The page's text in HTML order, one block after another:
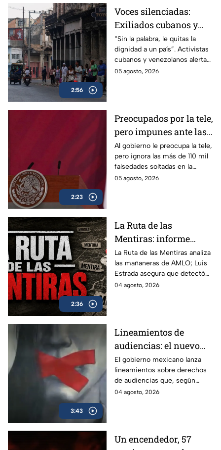
2:56
Voces silenciadas:
Exiliados cubanos y
venezolanos alertan
sobre la pérdida de
libertades en México
“Sin la palabra, le quitas la
dignidad a un país”. Activistas
cubanos y venezolanos alertan
sobre el avance del
05 agosto, 2026
2:23
Preocupados por la tele,
pero impunes ante las
mentiras: El doble
rasero del gobierno
federal
Al gobierno le preocupa la tele,
pero ignora las más de 110 mil
falsedades soltadas en la
mañanera. Recordamos las
05 agosto, 2026
2:36
La Ruta de las
Mentiras: informe
acusa más de 100 mil
falsedades en las
mañaneras de AMLO
La Ruta de las Mentiras analiza
las mañaneras de AMLO; Luis
Estrada asegura que detectó
más de 100 mil afirmaciones
04 agosto, 2026
3:43
Lineamientos de
audiencias: el nuevo
mecanismo del
gobierno para censurar
medios y blindar la
corrupción en México
El gobierno mexicano lanza
lineamientos sobre derechos
de audiencias que, según
críticos, no protegen al
crimen organizado.
04 agosto, 2026
Un encendedor, 57